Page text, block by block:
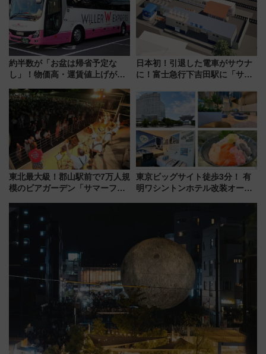
約半数が「お盆は帰省予定な
し」！物価高・運賃値上げが財
りたいけど……【WILLER お盆
帰省動向調査】
日本初！引退した電車がサウナ
に！富士急行下吉田駅に「サ電
業 行き交う電車の音や振動を
感じながら「ととのう」新感覚
東北最大級！郡山駅前で7万人規
模のビアガーデン「サマーフェ
7/24-26開催！ 有料席はJRE
MALLで予約可能
東京ビッグサイト徒歩3分！ 有
明ワシントンホテル改装オープ
ュッフェを現地レポ